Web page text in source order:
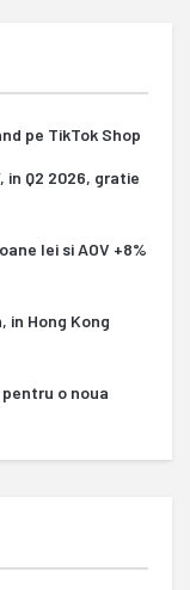
pe TikTok Shop
in Q2 2026, gratie
lei si AOV +8%
in Hong Kong
o noua